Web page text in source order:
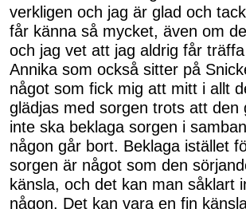
verkligen och jag är glad och
får känna så mycket, även om
och jag vet att jag aldrig får
Annika som också sitter på
något som fick mig att mitt i allt
glädjas med sorgen trots att den
inte ska beklaga sorgen i
någon går bort. Beklaga istället
sorgen är något som den
känsla, och det kan man såklart
någon. Det kan vara en fin